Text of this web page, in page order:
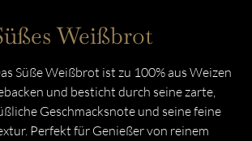
Weißbrot
Süße Weißbrot ist zu 100% aus Weizen
und besticht durch seine zarte,
Geschmacksnote und seine feine
Perfekt für Genießer von reinem